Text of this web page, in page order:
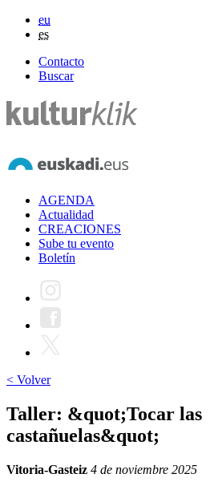
eu
es
Contacto
Buscar
AGENDA
Actualidad
CREACIONES
Sube tu evento
Boletín
< Volver
Taller: &quot;Tocar las
castañuelas&quot;
Vitoria-Gasteiz 4 de noviembre 2025